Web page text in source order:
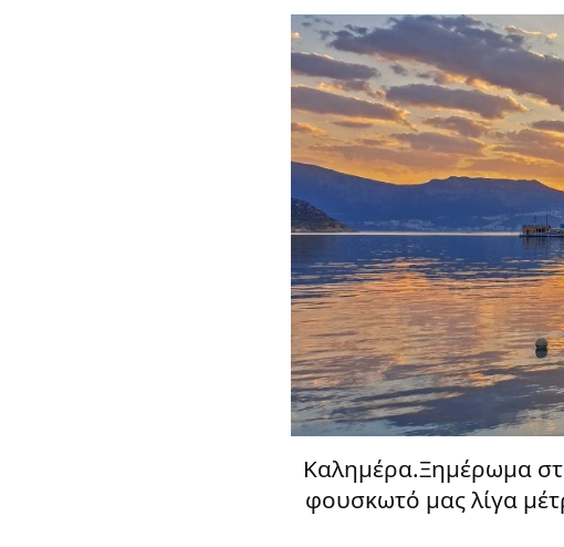
Καλημέρα.Ξημέρωμα
φουσκωτό μας λίγα